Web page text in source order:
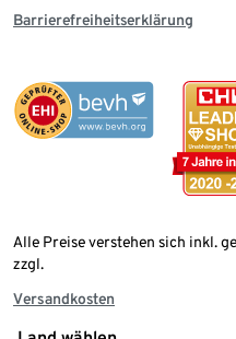
Barrierefreiheitserklärung
Alle Preise verstehen sich inkl.
zzgl.
Versandkosten